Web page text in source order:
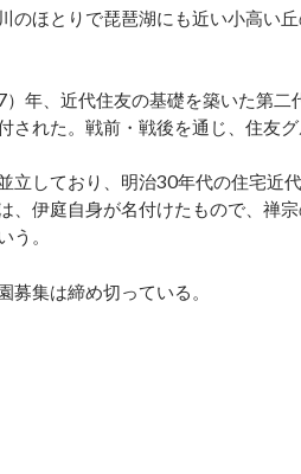
のほとりで琵琶湖にも近い小高い
年、近代住友の基礎を築いた第二
された。戦前・戦後を通じ、住友
立しており、明治30年代の住宅近
、伊庭自身が名付けたもので、禅
う。
集は締め切っている。